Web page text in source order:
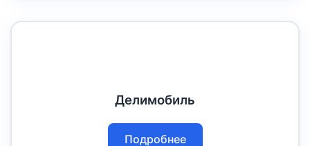
Делимобиль
Подробнее